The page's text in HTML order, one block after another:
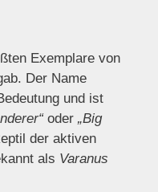
Exemplare von
Der Name
und ist
oder „Big
der aktiven
als Varanus